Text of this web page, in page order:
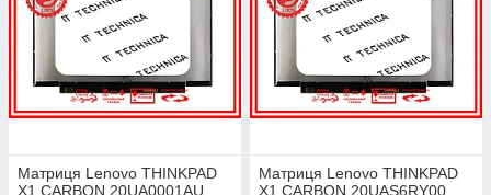
Матриця Lenovo THINKPAD
X1 CARBON 20UA0001AU
Матриця Lenovo THINKPAD
X1 CARBON 20UAS6RY00